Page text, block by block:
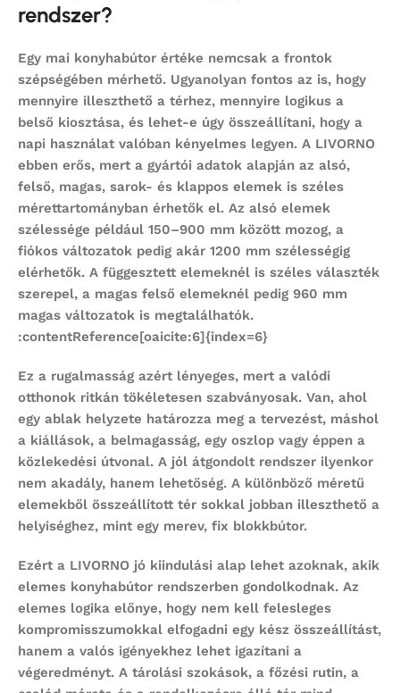
rendszer?
Egy mai konyhabútor értéke nemcsak a frontok
szépségében mérhető. Ugyanolyan fontos az is, hogy
mennyire illeszthető a térhez, mennyire logikus a
belső kiosztása, és lehet-e úgy összeállítani, hogy a
napi használat valóban kényelmes legyen. A LIVORNO
ebben erős, mert a gyártói adatok alapján az alsó,
felső, magas, sarok- és klappos elemek is széles
mérettartományban érhetők el. Az alsó elemek
szélessége például 150–900 mm között mozog, a
fiókos változatok pedig akár 1200 mm szélességig
elérhetők. A függesztett elemeknél is széles választék
szerepel, a magas felső elemeknél pedig 960 mm
magas változatok is megtalálhatók.
:contentReference[oaicite:6]{index=6}
Ez a rugalmasság azért lényeges, mert a valódi
otthonok ritkán tökéletesen szabványosak. Van, ahol
egy ablak helyzete határozza meg a tervezést, máshol
a kiállások, a belmagasság, egy oszlop vagy éppen a
közlekedési útvonal. A jól átgondolt rendszer ilyenkor
nem akadály, hanem lehetőség. A különböző méretű
elemekből összeállított tér sokkal jobban illeszthető a
helyiséghez, mint egy merev, fix blokkbútor.
Ezért a LIVORNO jó kiindulási alap lehet azoknak, akik
elemes konyhabútor rendszerben gondolkodnak. Az
elemes logika előnye, hogy nem kell felesleges
kompromisszumokkal elfogadni egy kész összeállítást,
hanem a valós igényekhez lehet igazítani a
végeredményt. A tárolási szokások, a főzési rutin, a